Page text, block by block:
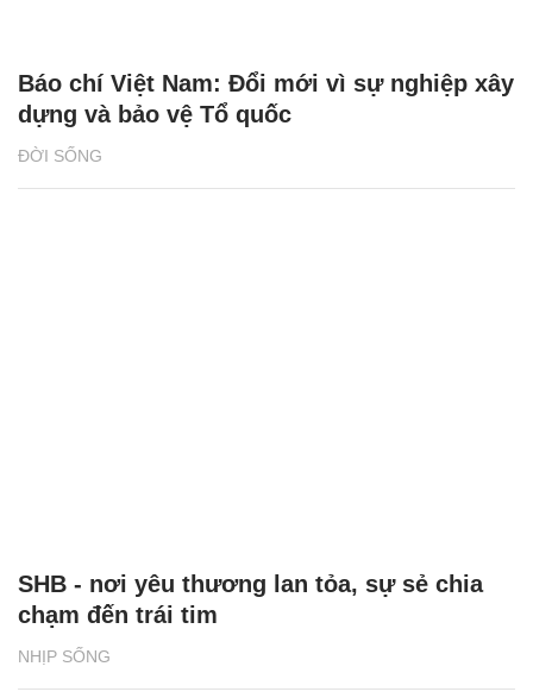
ĐỜI SỐNG
Báo chí Việt Nam: Đổi mới vì sự nghiệp xây
dựng và bảo vệ Tổ quốc
NHỊP SỐNG
SHB - nơi yêu thương lan tỏa, sự sẻ chia
chạm đến trái tim